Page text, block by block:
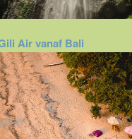
Air vanaf Bali